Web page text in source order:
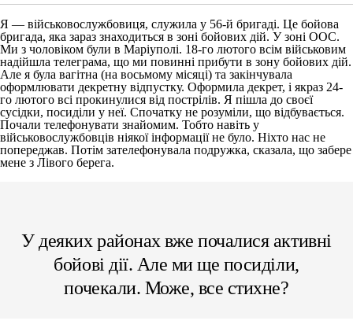
Я — військовослужбовиця, служила у 56-й бригаді. Це бойова
бригада, яка зараз знаходиться в зоні бойових дій. У зоні ООС.
Ми з чоловіком були в Маріуполі. 18-го лютого всім військовим
надійшла телеграма, що ми повинні прибути в зону бойових дій.
Але я була вагітна (на восьмому місяці) та закінчувала
оформлювати декретну відпустку. Оформила декрет, і якраз 24-
го лютого всі прокинулися від пострілів. Я пішла до своєї
сусідки, посиділи у неї. Спочатку не розуміли, що відбувається.
Почали телефонувати знайомим. Тобто навіть у
військовослужбовців ніякої інформації не було. Ніхто нас не
попереджав. Потім зателефонувала подружка, сказала, що забере
мене з Лівого берега.
У деяких районах вже почалися активні
бойові дії. Але ми ще посиділи,
почекали. Може, все стихне?